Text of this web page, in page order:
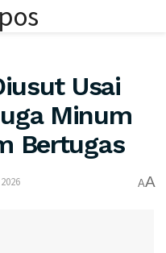
Usai
Minum
Bertugas
AA